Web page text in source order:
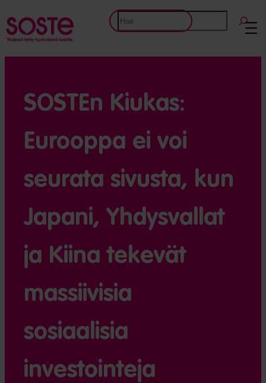
Etsi
SOSTEn Kiukas:
Eurooppa ei voi
seurata sivusta, kun
Japani, Yhdysvallat
ja Kiina tekevät
massiivisia
sosiaalisia
investointeja